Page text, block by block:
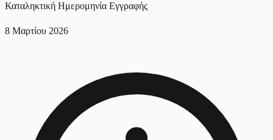
Καταληκτική Ημερομηνία Εγγραφής
8 Μαρτίου 2026